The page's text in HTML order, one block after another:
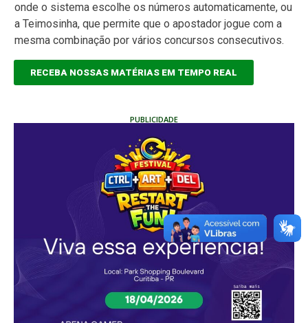
onde o sistema escolhe os números automaticamente, ou
a Teimosinha, que permite que o apostador jogue com a
mesma combinação por vários concursos consecutivos.
RECEBA NOSSAS MATÉRIAS EM TEMPO REAL
PUBLICIDADE